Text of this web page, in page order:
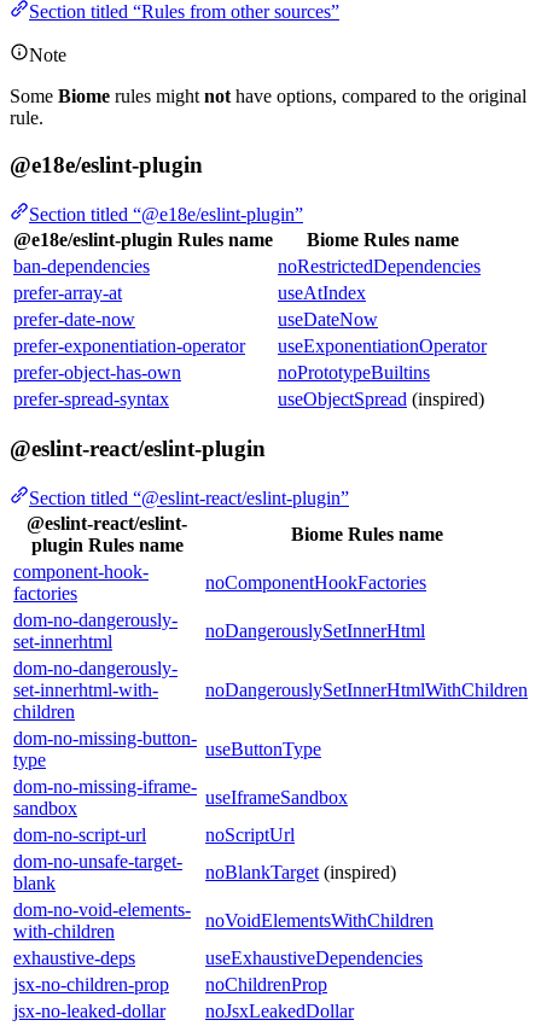
Section titled “Rules from other sources”
Note
Some Biome rules might not have options, compared to the original
rule.
@e18e/eslint-plugin
Section titled “@e18e/eslint-plugin”
@e18e/eslint-plugin Rules name
Biome Rules name
ban-dependencies
noRestrictedDependencies
prefer-array-at
useAtIndex
prefer-date-now
useDateNow
prefer-exponentiation-operator
useExponentiationOperator
prefer-object-has-own
noPrototypeBuiltins
prefer-spread-syntax
useObjectSpread (inspired)
@eslint-react/eslint-plugin
Section titled “@eslint-react/eslint-plugin”
@eslint-react/eslint-
plugin Rules name
Biome Rules name
component-hook-
factories
noComponentHookFactories
dom-no-dangerously-
set-innerhtml
noDangerouslySetInnerHtml
dom-no-dangerously-
set-innerhtml-with-
children
noDangerouslySetInnerHtmlWithChildren
dom-no-missing-button-
type
useButtonType
dom-no-missing-iframe-
sandbox
useIframeSandbox
dom-no-script-url
noScriptUrl
dom-no-unsafe-target-
blank
noBlankTarget (inspired)
dom-no-void-elements-
with-children
noVoidElementsWithChildren
exhaustive-deps
useExhaustiveDependencies
jsx-no-children-prop
noChildrenProp
jsx-no-leaked-dollar
noJsxLeakedDollar